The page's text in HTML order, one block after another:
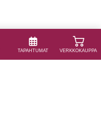
TAPAHTUMAT VERKKOKAUPPA